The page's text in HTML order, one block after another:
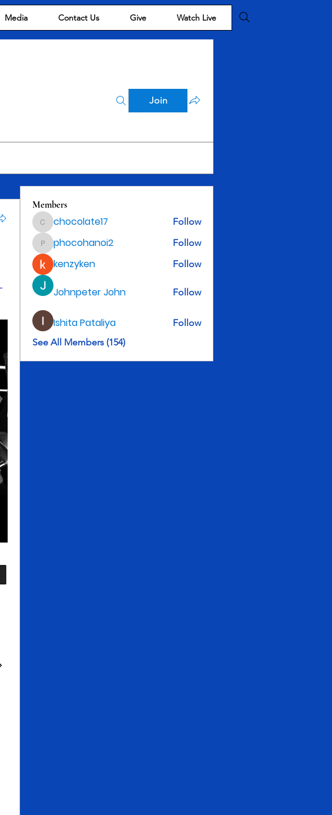
Media Contact Us Give Watch Live
Join
Members
chocolate17
chocolate17 Follow
phocohanoi2
phocohanoi2 Follow
kenzyken Follow
Johnpeter John Follow
Ishita Pataliya
Follow
See All Members (154)